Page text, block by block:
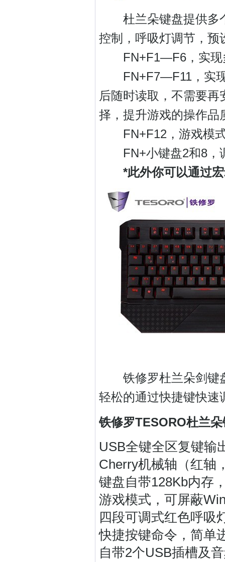
杜兰朵键盘提供多个
控制，呼吸灯调节，预
FN+F1—F6，实现
FN+F7—F11，实现
后随时读取，不需要
择，提升游戏的操作品
FN+F12，游戏模式
FN+小键盘2和8，
*此外你可以通过宏
铁修罗杜兰朵剑键盘
轻松的通过快捷键快速
铁修罗TESORO杜兰
USB全键全区复键输
Cherry机械轴（红轴
键盘自带128Kb内存
游戏模式，可屏蔽
四段可调式红色呼吸
快捷按键命令，简单
自带2个USB插槽及